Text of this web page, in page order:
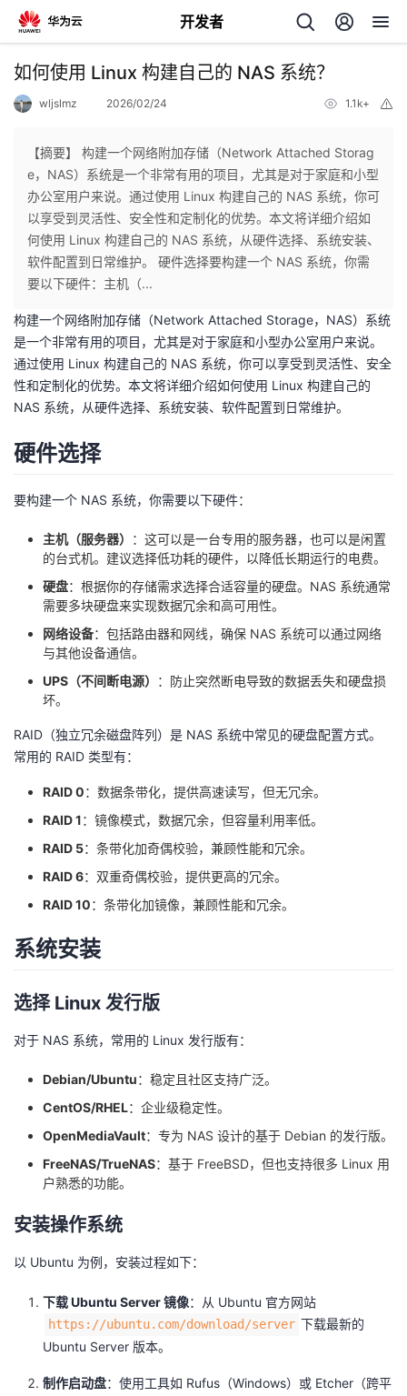
开发者
返
个
人
页
我
开
发
者
客
论
坛
的
圈
子
我
的
直
我
的
动
我
关
的
开
发
我
的
课
程
我
的
认
证
我
的
实
我
的
藏
我
的
Programs
我
我
的
技
术
支
持
我
的
云
声
建
如何使用 Linux 构建自己的 NAS 系统？
wljslmz 2026/02/24 1.1k+
【摘要】 构建一个网络附加存储（Network Attached Storag
e，NAS）系统是一个非常有用的项目，尤其是对于家庭和小型
办公室用户来说。通过使用 Linux 构建自己的 NAS 系统，你可
以享受到灵活性、安全性和定制化的优势。本文将详细介绍如
何使用 Linux 构建自己的 NAS 系统，从硬件选择、系统安装、
软件配置到日常维护。 硬件选择要构建一个 NAS 系统，你需
要以下硬件：主机（...
构建一个网络附加存储（Network Attached Storage，NAS）系统
是一个非常有用的项目，尤其是对于家庭和小型办公室用户来说。
通过使用 Linux 构建自己的 NAS 系统，你可以享受到灵活性、安全
性和定制化的优势。本文将详细介绍如何使用 Linux 构建自己的
NAS 系统，从硬件选择、系统安装、软件配置到日常维护。
硬件选择
要构建一个 NAS 系统，你需要以下硬件：
主机（服务器）
：这可以是一台专用的服务器，也可以是闲置
的台式机。建议选择低功耗的硬件，以降低长期运行的电费。
硬盘：根据你的存储需求选择合适容量的硬盘。NAS 系统通常
需要多块硬盘来实现数据冗余和高可用性。
网络设备：包括路由器和网线，确保 NAS 系统可以通过网络
与其他设备通信。
UPS（不间断电源）
：防止突然断电导致的数据丢失和硬盘损
坏。
RAID（独立冗余磁盘阵列）是 NAS 系统中常见的硬盘配置方式。
常用的 RAID 类型有：
RAID 0：数据条带化，提供高速读写，但无冗余。
RAID 1：镜像模式，数据冗余，但容量利用率低。
RAID 5：条带化加奇偶校验，兼顾性能和冗余。
RAID 6：双重奇偶校验，提供更高的冗余。
RAID 10：条带化加镜像，兼顾性能和冗余。
系统安装
选择 Linux 发行版
对于 NAS 系统，常用的 Linux 发行版有：
Debian/Ubuntu：稳定且社区支持广泛。
CentOS/RHEL：企业级稳定性。
OpenMediaVault：专为 NAS 设计的基于 Debian 的发行版。
FreeNAS/TrueNAS：基于 FreeBSD，但也支持很多 Linux 用
户熟悉的功能。
安装操作系统
以 Ubuntu 为例，安装过程如下：
下载 Ubuntu Server 镜像：从 Ubuntu 官方网站
https://ubuntu.com/download/server 下载最新的
Ubuntu Server 版本。
制作启动盘：使用工具如 Rufus（Windows）或 Etcher（跨平